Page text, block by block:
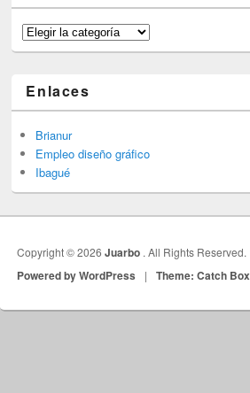
Categorías
Enlaces
Brianur
Empleo diseño gráfico
Ibagué
Copyright © 2026Juarbo . All Rights Reserved.
Powered by WordPress | Theme: Catch Box